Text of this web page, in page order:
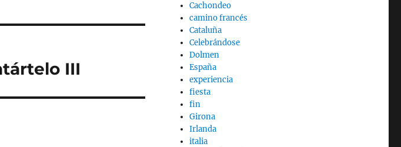
III
Cachondeo
camino francés
Cataluña
Celebrándose
Dolmen
España
experiencia
fiesta
fin
Girona
Irlanda
italia